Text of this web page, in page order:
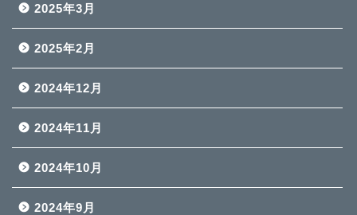
2025年3月
2025年2月
2024年12月
2024年11月
2024年10月
2024年9月